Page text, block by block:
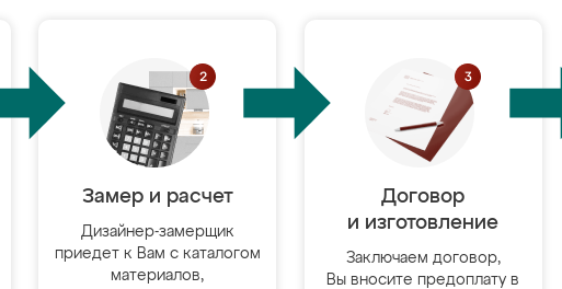
Замер и расчет
Дизайнер-замерщик
приедет к Вам с каталогом
материалов,
Договор
и изготовление
Заключаем договор,
Вы вносите предоплату в